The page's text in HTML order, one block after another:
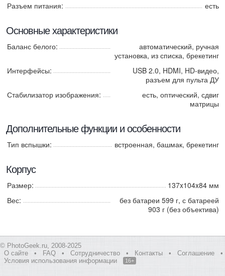
Разъем питания:
есть
Основные характеристики
Баланс белого:
автоматический, ручная
установка, из списка, брекетинг
Интерфейсы:
USB 2.0, HDMI, HD-видео,
разъем для пульта ДУ
Стабилизатор изображения:
есть, оптический, сдвиг
матрицы
Дополнительные функции и особенности
Тип вспышки: встроенная, башмак, брекетинг
Корпус
Размер:
137x104x84 мм
Вес:
без батареи 599 г, с батареей
903 г (без объектива)
© PhotoGeek.ru, 2008-2025
О сайте
• FAQ • Сотрудничество • Контакты • Соглашение
•
Условия использования информации
16+